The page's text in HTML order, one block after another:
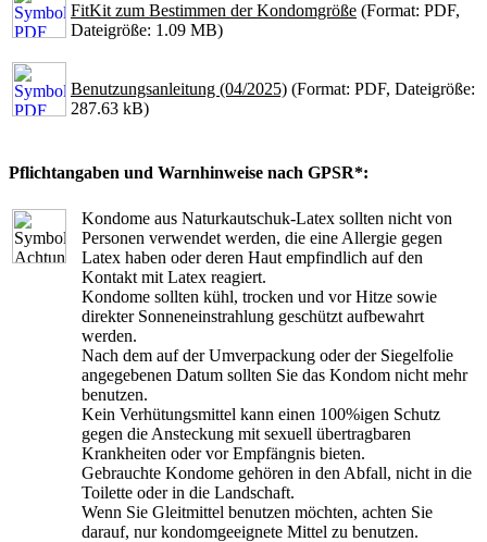
FitKit zum Bestimmen der Kondomgröße (Format: PDF,
Dateigröße: 1.09 MB)
Benutzungsanleitung (04/2025) (Format: PDF, Dateigröße:
287.63 kB)
Pflichtangaben und Warnhinweise nach GPSR*:
Kondome aus Naturkautschuk-Latex sollten nicht von
Personen verwendet werden, die eine Allergie gegen
Latex haben oder deren Haut empfindlich auf den
Kontakt mit Latex reagiert.
Kondome sollten kühl, trocken und vor Hitze sowie
direkter Sonneneinstrahlung geschützt aufbewahrt
werden.
Nach dem auf der Umverpackung oder der Siegelfolie
angegebenen Datum sollten Sie das Kondom nicht mehr
benutzen.
Kein Verhütungsmittel kann einen 100%igen Schutz
gegen die Ansteckung mit sexuell übertragbaren
Krankheiten oder vor Empfängnis bieten.
Gebrauchte Kondome gehören in den Abfall, nicht in die
Toilette oder in die Landschaft.
Wenn Sie Gleitmittel benutzen möchten, achten Sie
darauf, nur kondomgeeignete Mittel zu benutzen.